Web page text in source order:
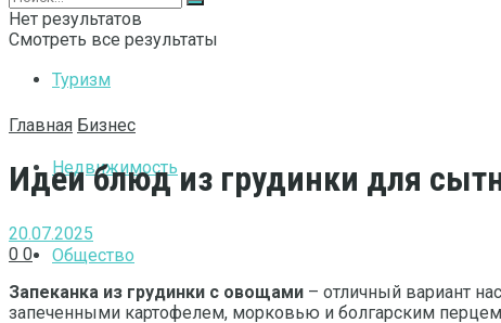
Туризм
Недвижимость
Общество
Нет результатов
Смотреть все результаты
Главная Бизнес
Идеи блюд из грудинки для
20.07.2025
0 0
Запеканка из грудинки с овощами – отличный вариант
запеченными картофелем, морковью и болгарским